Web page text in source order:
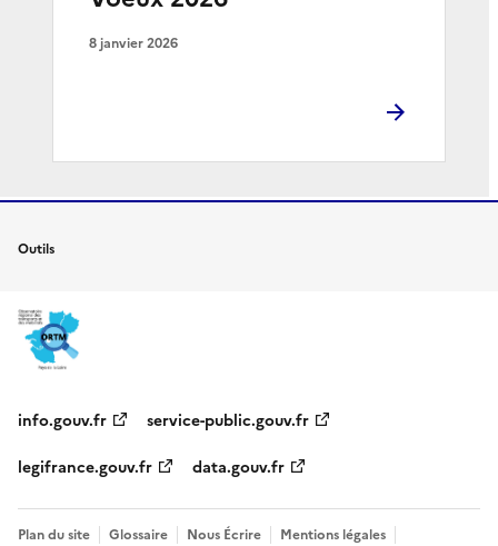
8 janvier 2026
Outils
info.gouv.fr
service-public.gouv.fr
legifrance.gouv.fr
data.gouv.fr
Plan du site Glossaire Nous Écrire Mentions légales